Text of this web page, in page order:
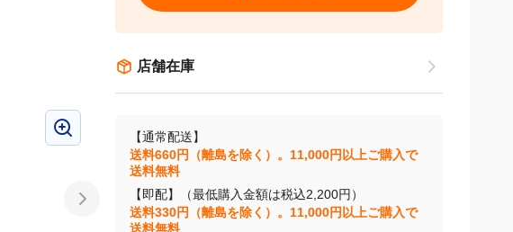
店舗在庫
【通常配送】
送料660円（離島を除く）。11,000円以上ご購入で
送料無料
【即配】（最低購入金額は税込2,200円）
送料330円（離島を除く）。11,000円以上ご購入で